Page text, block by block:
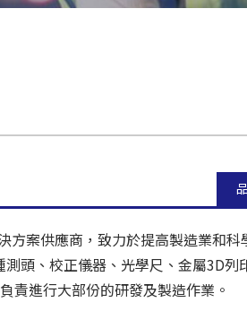
方案供應商，致力於提高製造業和
頭、校正儀器、光學尺、金屬3D
責進行大部份的研發及製造作業。